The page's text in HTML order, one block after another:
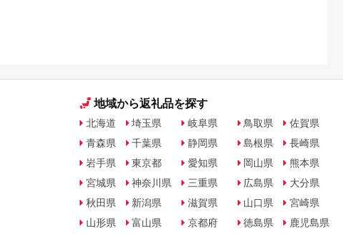
るさと納
地域から返礼品を探す
北海道
青森県
岩手県
宮城県
秋田県
山形県
埼玉県
千葉県
東京都
神奈川県
新潟県
富山県
岐阜県
静岡県
愛知県
三重県
滋賀県
京都府
鳥取県
島根県
岡山県
広島県
山口県
徳島県
佐賀県
長崎県
熊本県
大分県
宮崎県
鹿児島県